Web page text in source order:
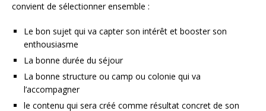
convient de sélectionner ensemble :
Le bon sujet qui va capter son intérêt et booster son
enthousiasme
La bonne durée du séjour
La bonne structure ou camp ou colonie qui va
l’accompagner
le contenu qui sera créé comme résultat concret de son